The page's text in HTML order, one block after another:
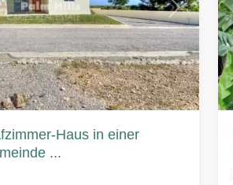
Weiter
Haus in einer
...